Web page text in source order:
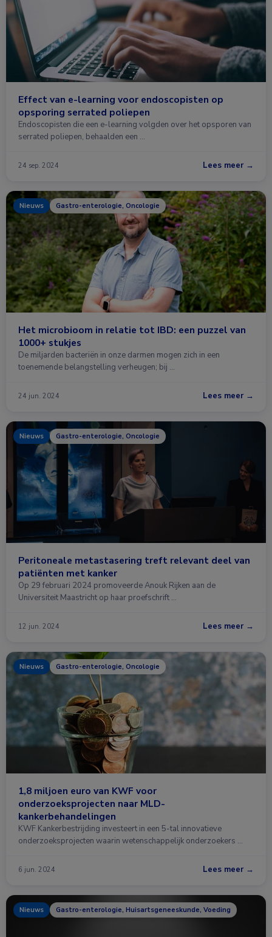
Effect van e-learning voor endoscopisten op
opsporing serrated poliepen
Endoscopisten die een e-learning volgden over het opsporen van
serrated poliepen, behaalden een …
24 sep. 2024 Lees meer →
Nieuws Gastro-enterologie, Oncologie
Het microbioom in relatie tot IBD: een puzzel van
1000+ stukjes
De miljarden bacteriën in onze darmen mogen zich in een
toenemende belangstelling verheugen; bij …
24 jun. 2024 Lees meer →
Nieuws Gastro-enterologie, Oncologie
Peritoneale metastasering treft relevant deel van
patiënten met kanker
Op 29 februari 2024 promoveerde Anouk Rijken aan de
Universiteit Maastricht op haar proefschrift …
12 jun. 2024 Lees meer →
Nieuws Gastro-enterologie, Oncologie
1,8 miljoen euro van KWF voor
onderzoeksprojecten naar MLD-
kankerbehandelingen
KWF Kankerbestrijding investeert in een 5-tal innovatieve
onderzoeksprojecten waarin wetenschappelijk onderzoekers …
6 jun. 2024 Lees meer →
Nieuws Gastro-enterologie, Huisartsgeneeskunde, Voeding